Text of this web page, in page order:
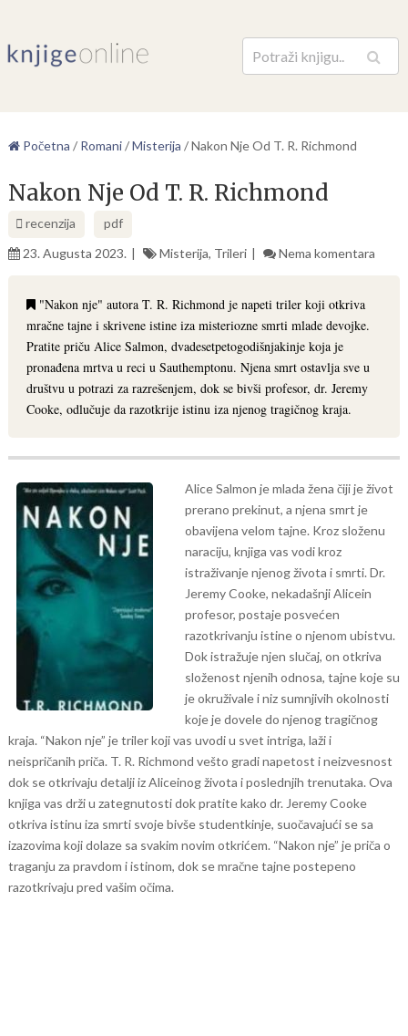
Pretraga
Početna / Romani/Misterija /Nakon Nje Od T. R. Richmond
Nakon Nje Od T. R. Richmond
recenzija
pdf
23. Augusta 2023.
Misterija, Trileri Nema komentara
"Nakon nje" autora T. R. Richmond je napeti triler koji otkriva
mračne tajne i skrivene istine iza misteriozne smrti mlade devojke.
Pratite priču Alice Salmon, dvadesetpetogodišnjakinje koja je
pronađena mrtva u reci u Sauthemptonu. Njena smrt ostavlja sve u
društvu u potrazi za razrešenjem, dok se bivši profesor, dr. Jeremy
Cooke, odlučuje da razotkrije istinu iza njenog tragičnog kraja.
Alice Salmon je mlada žena čiji je život
prerano prekinut, a njena smrt je
obavijena velom tajne. Kroz složenu
naraciju, knjiga vas vodi kroz
istraživanje njenog života i smrti. Dr.
Jeremy Cooke, nekadašnji Alicein
profesor, postaje posvećen
razotkrivanju istine o njenom ubistvu.
Dok istražuje njen slučaj, on otkriva
složenost njenih odnosa, tajne koje su
je okruživale i niz sumnjivih okolnosti
koje je dovele do njenog tragičnog
kraja. “Nakon nje” je triler koji vas uvodi u svet intriga, laži i
neispričanih priča. T. R. Richmond vešto gradi napetost i neizvesnost
dok se otkrivaju detalji iz Aliceinog života i poslednjih trenutaka. Ova
knjiga vas drži u zategnutosti dok pratite kako dr. Jeremy Cooke
otkriva istinu iza smrti svoje bivše studentkinje, suočavajući se sa
izazovima koji dolaze sa svakim novim otkrićem. “Nakon nje” je priča o
traganju za pravdom i istinom, dok se mračne tajne postepeno
razotkrivaju pred vašim očima.